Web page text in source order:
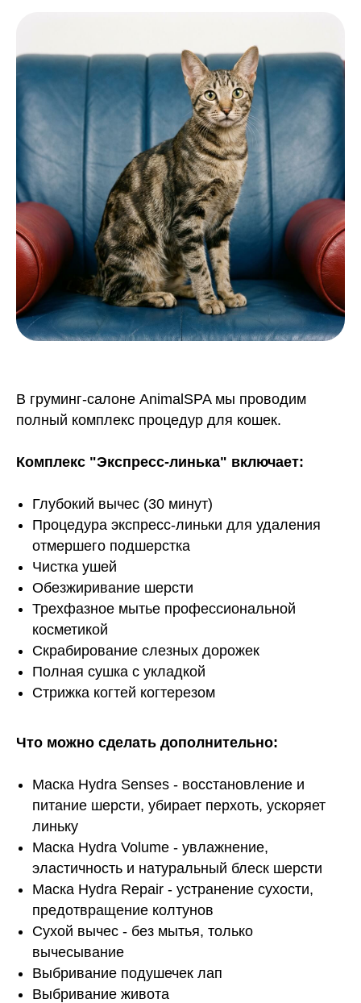
В груминг-салоне AnimalSPA мы проводим
полный комплекс процедур для кошек.
Комплекс "Экспресс-линька" включает:
Глубокий вычес (30 минут)
Процедура экспресс-линьки для удаления
отмершего подшерстка
Чистка ушей
Обезжиривание шерсти
Трехфазное мытье профессиональной
косметикой
Скрабирование слезных дорожек
Полная сушка с укладкой
Стрижка когтей когтерезом
Что можно сделать дополнительно:
Маска Hydra Senses - восстановление и
питание шерсти, убирает перхоть, ускоряет
линьку
Маска Hydra Volume - увлажнение,
эластичность и натуральный блеск шерсти
Маска Hydra Repair - устранение сухости,
предотвращение колтунов
Сухой вычес - без мытья, только
вычесывание
Выбривание подушечек лап
Выбривание живота